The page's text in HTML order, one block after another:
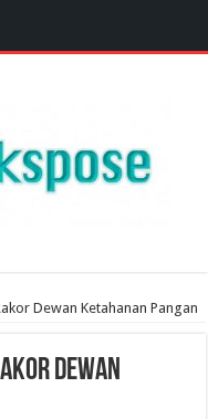
Dewan Ketahanan Pangan
Dewan